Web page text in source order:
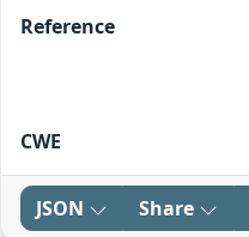
Reference
CWE
JSON Share